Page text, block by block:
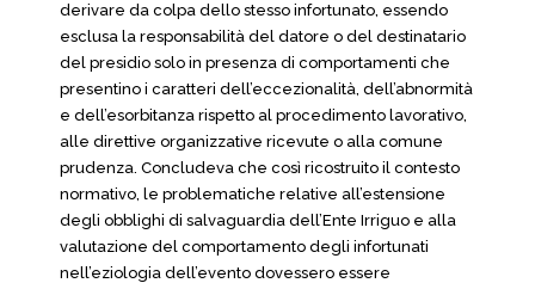
derivare da colpa dello stesso infortunato, essendo
esclusa la responsabilità del datore o del destinatario
del presidio solo in presenza di comportamenti che
presentino i caratteri dell’eccezionalità, dell’abnormità
e dell’esorbitanza rispetto al procedimento lavorativo,
alle direttive organizzative ricevute o alla comune
prudenza. Concludeva che così ricostruito il contesto
normativo, le problematiche relative all’estensione
degli obblighi di salvaguardia dell’Ente Irriguo e alla
valutazione del comportamento degli infortunati
nell’eziologia dell’evento dovessero essere